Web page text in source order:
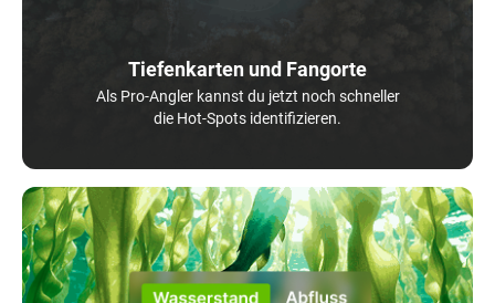
Tiefenkarten und Fangorte
Als Pro-Angler kannst du jetzt noch schneller
die Hot-Spots identifizieren.